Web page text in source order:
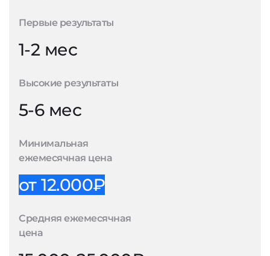
Первые результаты
1-2 мес
Высокие результаты
5-6 мес
Минимальная
ежемесячная цена
от 12.000₽
Средняя ежемесячная
цена